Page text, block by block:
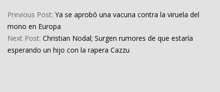
07-
22
Previous Post: Ya se aprobó una vacuna contra la viruela del
mono en Europa
Next Post: Christian Nodal; Surgen rumores de que estaría
esperando un hijo con la rapera Cazzu